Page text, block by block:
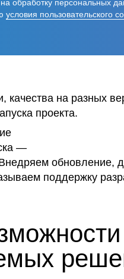
обработку персональных
условия пользовательского
качества на разных
проекта.
—
обновление,
поддержку